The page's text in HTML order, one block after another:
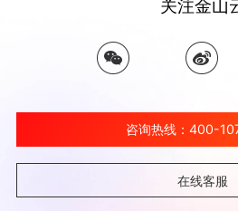
关注金山
咨询热线：400-
在线客服